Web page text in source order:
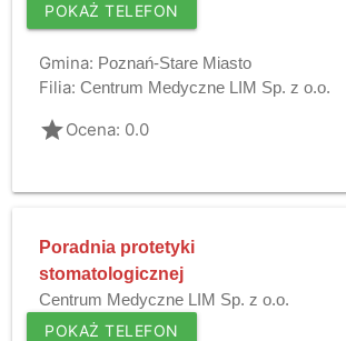
POKAŻ TELEFON
Gmina: Poznań-Stare Miasto
Filia: Centrum Medyczne LIM Sp. z o.o.
gradeOcena: 0.0
Poradnia protetyki
stomatologicznej
Centrum Medyczne LIM Sp. z o.o.
POKAŻ TELEFON